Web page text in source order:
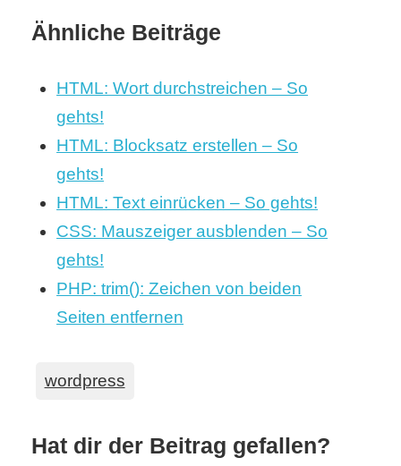
Ähnliche Beiträge
HTML: Wort durchstreichen – So
gehts!
HTML: Blocksatz erstellen – So
gehts!
HTML: Text einrücken – So gehts!
CSS: Mauszeiger ausblenden – So
gehts!
PHP: trim(): Zeichen von beiden
Seiten entfernen
wordpress
Hat dir der Beitrag gefallen?